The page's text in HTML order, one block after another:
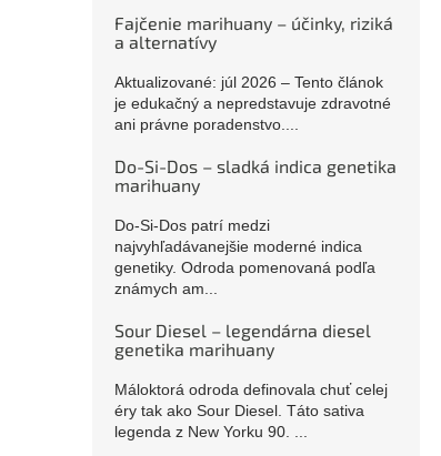
Fajčenie marihuany – účinky, riziká
a alternatívy
Aktualizované: júl 2026 – Tento článok
je edukačný a nepredstavuje zdravotné
ani právne poradenstvo....
Do-Si-Dos – sladká indica genetika
marihuany
Do-Si-Dos patrí medzi
najvyhľadávanejšie moderné indica
genetiky. Odroda pomenovaná podľa
známych am...
Sour Diesel – legendárna diesel
genetika marihuany
Máloktorá odroda definovala chuť celej
éry tak ako Sour Diesel. Táto sativa
legenda z New Yorku 90. ...